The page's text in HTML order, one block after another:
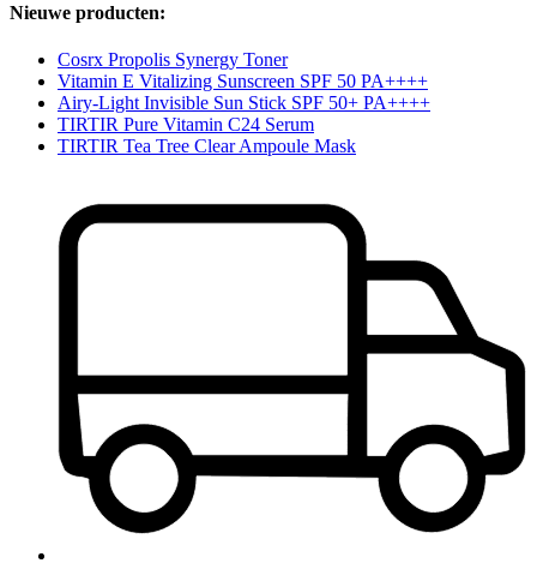
Nieuwe producten:
Cosrx Propolis Synergy Toner
Vitamin E Vitalizing Sunscreen SPF 50 PA++++
Airy-Light Invisible Sun Stick SPF 50+ PA++++
TIRTIR Pure Vitamin C24 Serum
TIRTIR Tea Tree Clear Ampoule Mask